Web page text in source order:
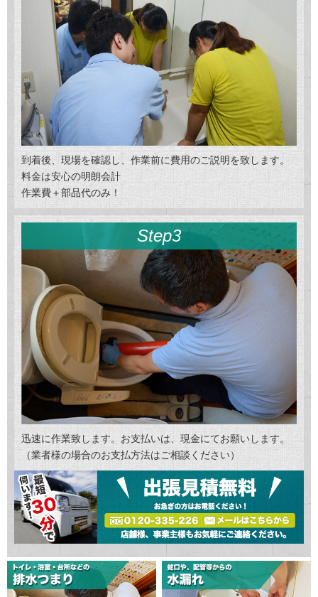
到着後、現場を確認し、作業前に費用のご説明を致します。
料金は安心の明朗会計
作業費＋部品代のみ！
Step3
迅速に作業致します。お支払いは、現金にてお願いします。
（業者様の場合のお支払方法はご相談ください）